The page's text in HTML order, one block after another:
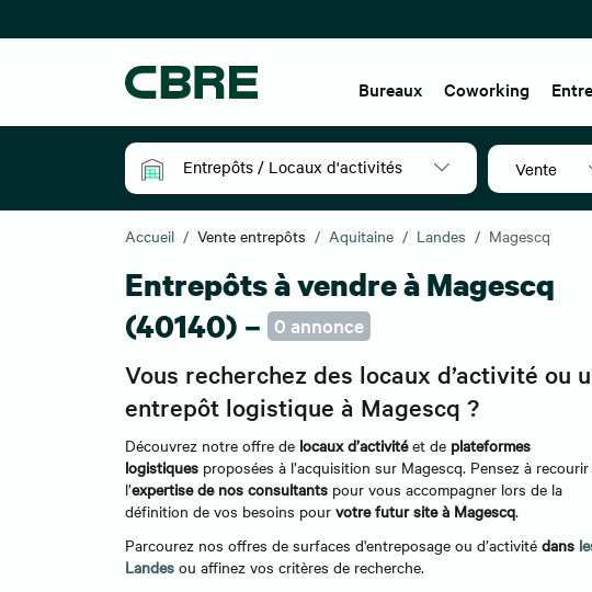
Bureaux Coworking
Entrepôts / Locaux d'activités Vente
Accueil Vente entrepôts Aquitaine Landes Magescq
Entrepôts à vendre à Magescq
(40140) –
0 annonce
Vous recherchez des locaux d’activité ou
entrepôt logistique à Magescq ?
Découvrez notre offre de locaux d’activitéet de plateformes
logistiques proposées à l’acquisition sur Magescq. Pensez à recourir
l’expertise de nos consultants pour vous accompagner lors de la
définition de vos besoins pour votre futur site à Magescq.
Parcourez nos offres de surfaces d'entreposage ou d’activité dans
Landes ou affinez vos critères de recherche.